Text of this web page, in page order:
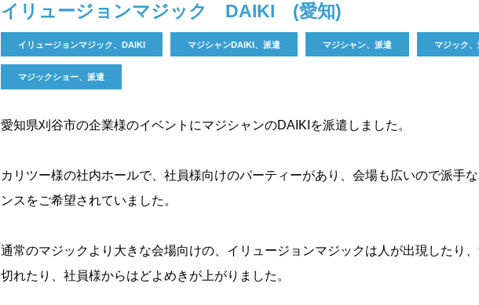
イリュージョンマジック DAIKI (愛知)
イリュージョンマジック、DAIKI マジシャンDAIKI、派遣 マジシャン、派遣 マジック、
マジックショー、派遣
愛知県刈谷市の企業様のイベントにマジシャンのDAIKIを派遣しました。
カリツー様の社内ホールで、社員様向けのパーティーがあり、会場も広いので派手
ンスをご希望されていました。
通常のマジックより大きな会場向けの、イリュージョンマジックは人が出現したり、
切れたり、社員様からはどよめきが上がりました。